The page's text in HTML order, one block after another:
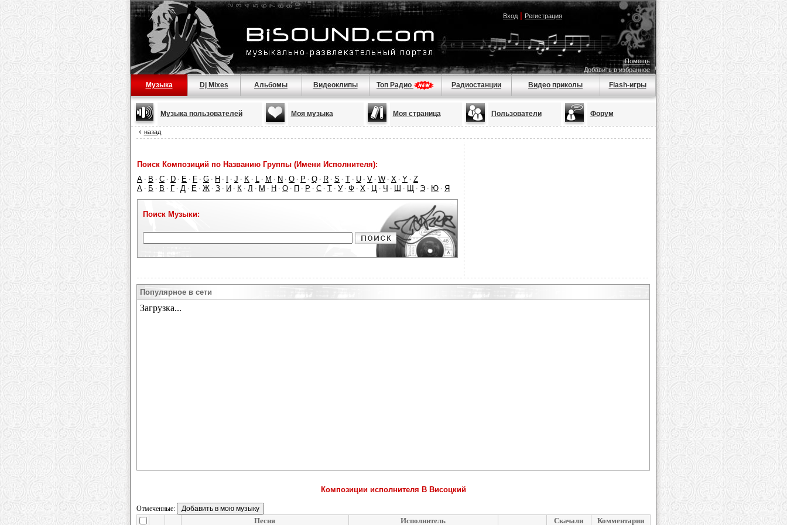
Вход| Регистрация
Помощь
Добавить в избранное
Музыка Dj Mixes Альбомы Видеоклипы Топ Радио Радиостанции Видео приколы Flash-игры
Музыка пользователей Моя музыка Моя страница Пользователи Форум
назад
Поиск Композиций по Названию Группы (Имени Исполнителя):
A · B · C · D · E · F · G · H · · J · K · L · M · N · O · P · Q · R · S · T · U · V · W · X · Y · Z
А · Б · В · Г · Д · Е · Ж · З · И · К · Л · М · Н · О · П · Р · С · Т · У · Ф · Х · Ц · Ч · Ш · Щ · Э · Ю · Я
Поиск Музыки:
Популярное в сети
Композиции исполнителя В Висоцкий
Отмеченные:
Песня Исполнитель Скачали Комментарии